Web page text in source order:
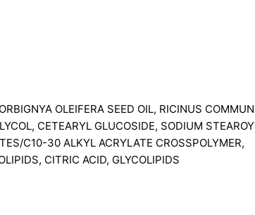
OLEIFERA SEED OIL, RICINUS
CETEARYL GLUCOSIDE, SODIUM
C10-30 ALKYL ACRYLATE CROSSPOLYMER,
CITRIC ACID, GLYCOLIPIDS